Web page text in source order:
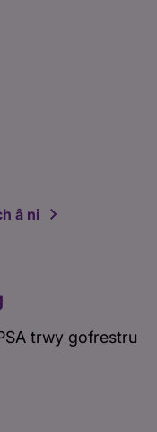
â ni
trwy gofrestru